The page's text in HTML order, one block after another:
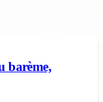
barème,